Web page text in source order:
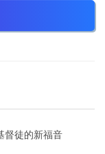
督徒的新福音